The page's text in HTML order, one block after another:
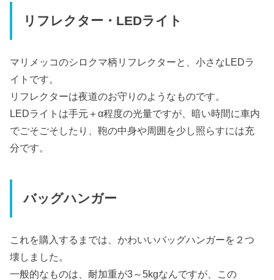
リフレクター・LEDライト
マリメッコのシロクマ柄リフレクターと、小さなLEDラ
イトです。
リフレクターは夜道のお守りのようなものです。
LEDライトは手元＋α程度の光量ですが、暗い時間に車内
でごそごそしたり、鞄の中身や周囲を少し照らすには充
分です。
バッグハンガー
これを購入するまでは、かわいいバッグハンガーを２つ
壊しました。
一般的なものは、耐加重が3～5kgなんですが、この